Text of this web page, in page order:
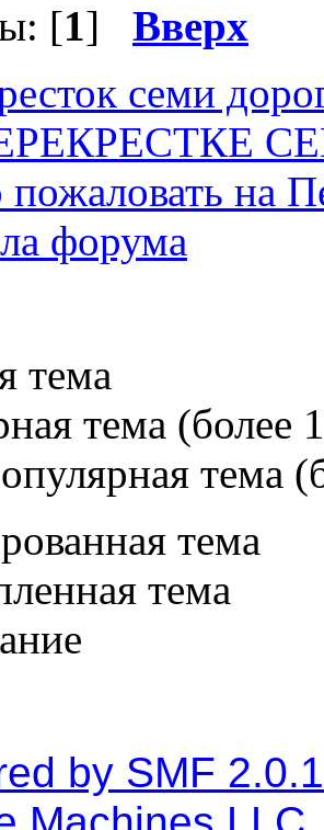
[1] Вверх
семи
на
форума
тема
тема (более
тема
тема
тема
by SMF